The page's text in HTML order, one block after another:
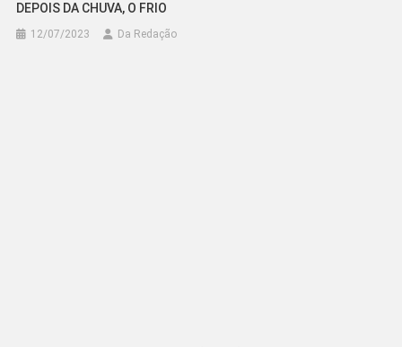
DEPOIS DA CHUVA, O FRIO
12/07/2023 Da Redação